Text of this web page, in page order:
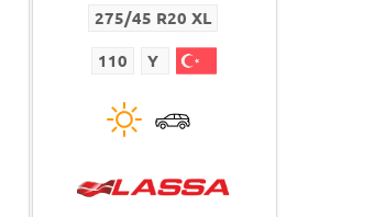
275/45 R20 XL
110 Y